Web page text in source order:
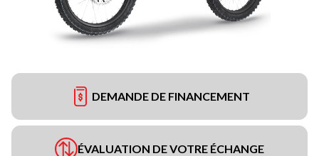
DEMANDE DE FINANCEMENT
ÉVALUATION DE VOTRE ÉCHANGE